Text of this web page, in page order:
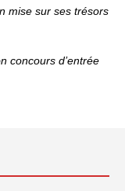
mise sur ses trésors
concours d’entrée